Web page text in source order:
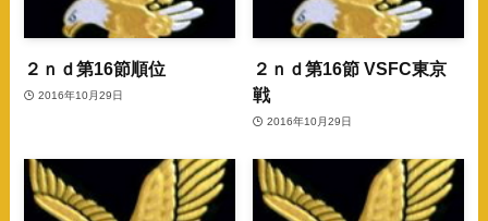
２ｎｄ第16節順位
2016年10月29日
２ｎｄ第16節 VSFC東京
戦
2016年10月29日